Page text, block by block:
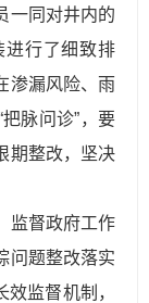
一同对井内的
进行了细致排
渗漏风险、雨
脉问诊”，要
期整改，坚决
监督政府工作
问题整改落实
监督机制，